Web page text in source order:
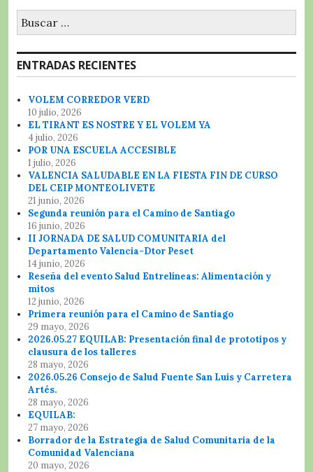
ENTRADAS RECIENTES
VOLEM CORREDOR VERD
10 julio, 2026
EL TIRANT ES NOSTRE Y EL VOLEM YA
4 julio, 2026
POR UNA ESCUELA ACCESIBLE
1 julio, 2026
VALENCIA SALUDABLE EN LA FIESTA FIN DE CURSO
DEL CEIP MONTEOLIVETE
21 junio, 2026
Segunda reunión para el Camino de Santiago
16 junio, 2026
II JORNADA DE SALUD COMUNITARIA del
Departamento Valencia-Dtor Peset
14 junio, 2026
Reseña del evento Salud Entrelíneas: Alimentación y
mitos
12 junio, 2026
Primera reunión para el Camino de Santiago
29 mayo, 2026
2026.05.27 EQUILAB: Presentación final de prototipos y
clausura de los talleres
28 mayo, 2026
2026.05.26 Consejo de Salud Fuente San Luis y Carretera
Artés.
28 mayo, 2026
EQUILAB:
27 mayo, 2026
Borrador de la Estrategia de Salud Comunitaria de la
Comunidad Valenciana
20 mayo, 2026